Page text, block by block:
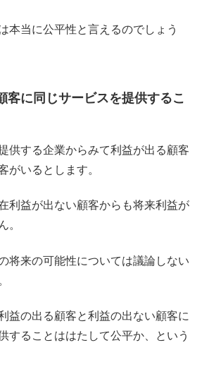
本当に公平性と言えるのでしょう
客に同じサービスを提供するこ
供する企業からみて利益が出る顧客
がいるとします。
利益が出ない顧客からも将来利益が
。
将来の可能性については議論しない
益の出る顧客と利益の出ない顧客に
することははたして公平か、という